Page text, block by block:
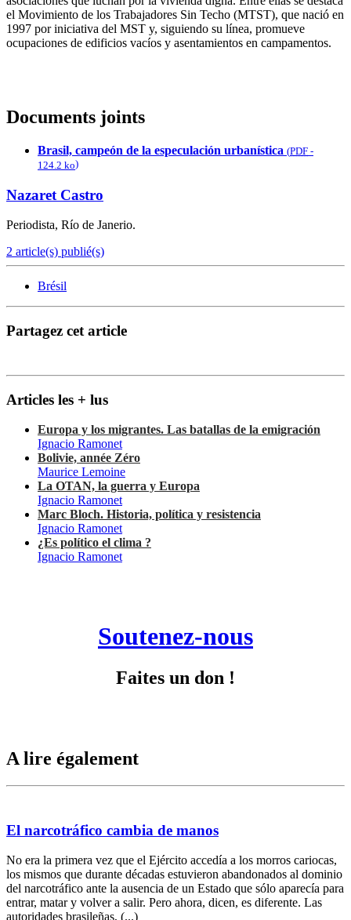
el Movimiento de los Trabajadores Sin Techo (MTST), que nació en
1997 por iniciativa del MST y, siguiendo su línea, promueve
ocupaciones de edificios vacíos y asentamientos en campamentos.
Documents joints
Brasil, campeón de la especulación urbanística (PDF -
124.2 ko)
Nazaret Castro
Periodista, Río de Janerio.
2 article(s) publié(s)
Brésil
Partagez cet article
Articles les + lus
Europa y los migrantes. Las batallas de la emigración
Ignacio Ramonet
Bolivie, année Zéro
Maurice Lemoine
La OTAN, la guerra y Europa
Ignacio Ramonet
Marc Bloch. Historia, política y resistencia
Ignacio Ramonet
¿Es político el clima ?
Ignacio Ramonet
Soutenez-nous
Faites un don !
A lire également
El narcotráfico cambia de manos
No era la primera vez que el Ejército accedía a los morros cariocas,
los mismos que durante décadas estuvieron abandonados al dominio
del narcotráfico ante la ausencia de un Estado que sólo aparecía para
entrar, matar y volver a salir. Pero ahora, dicen, es diferente. Las
autoridades brasileñas, (...)